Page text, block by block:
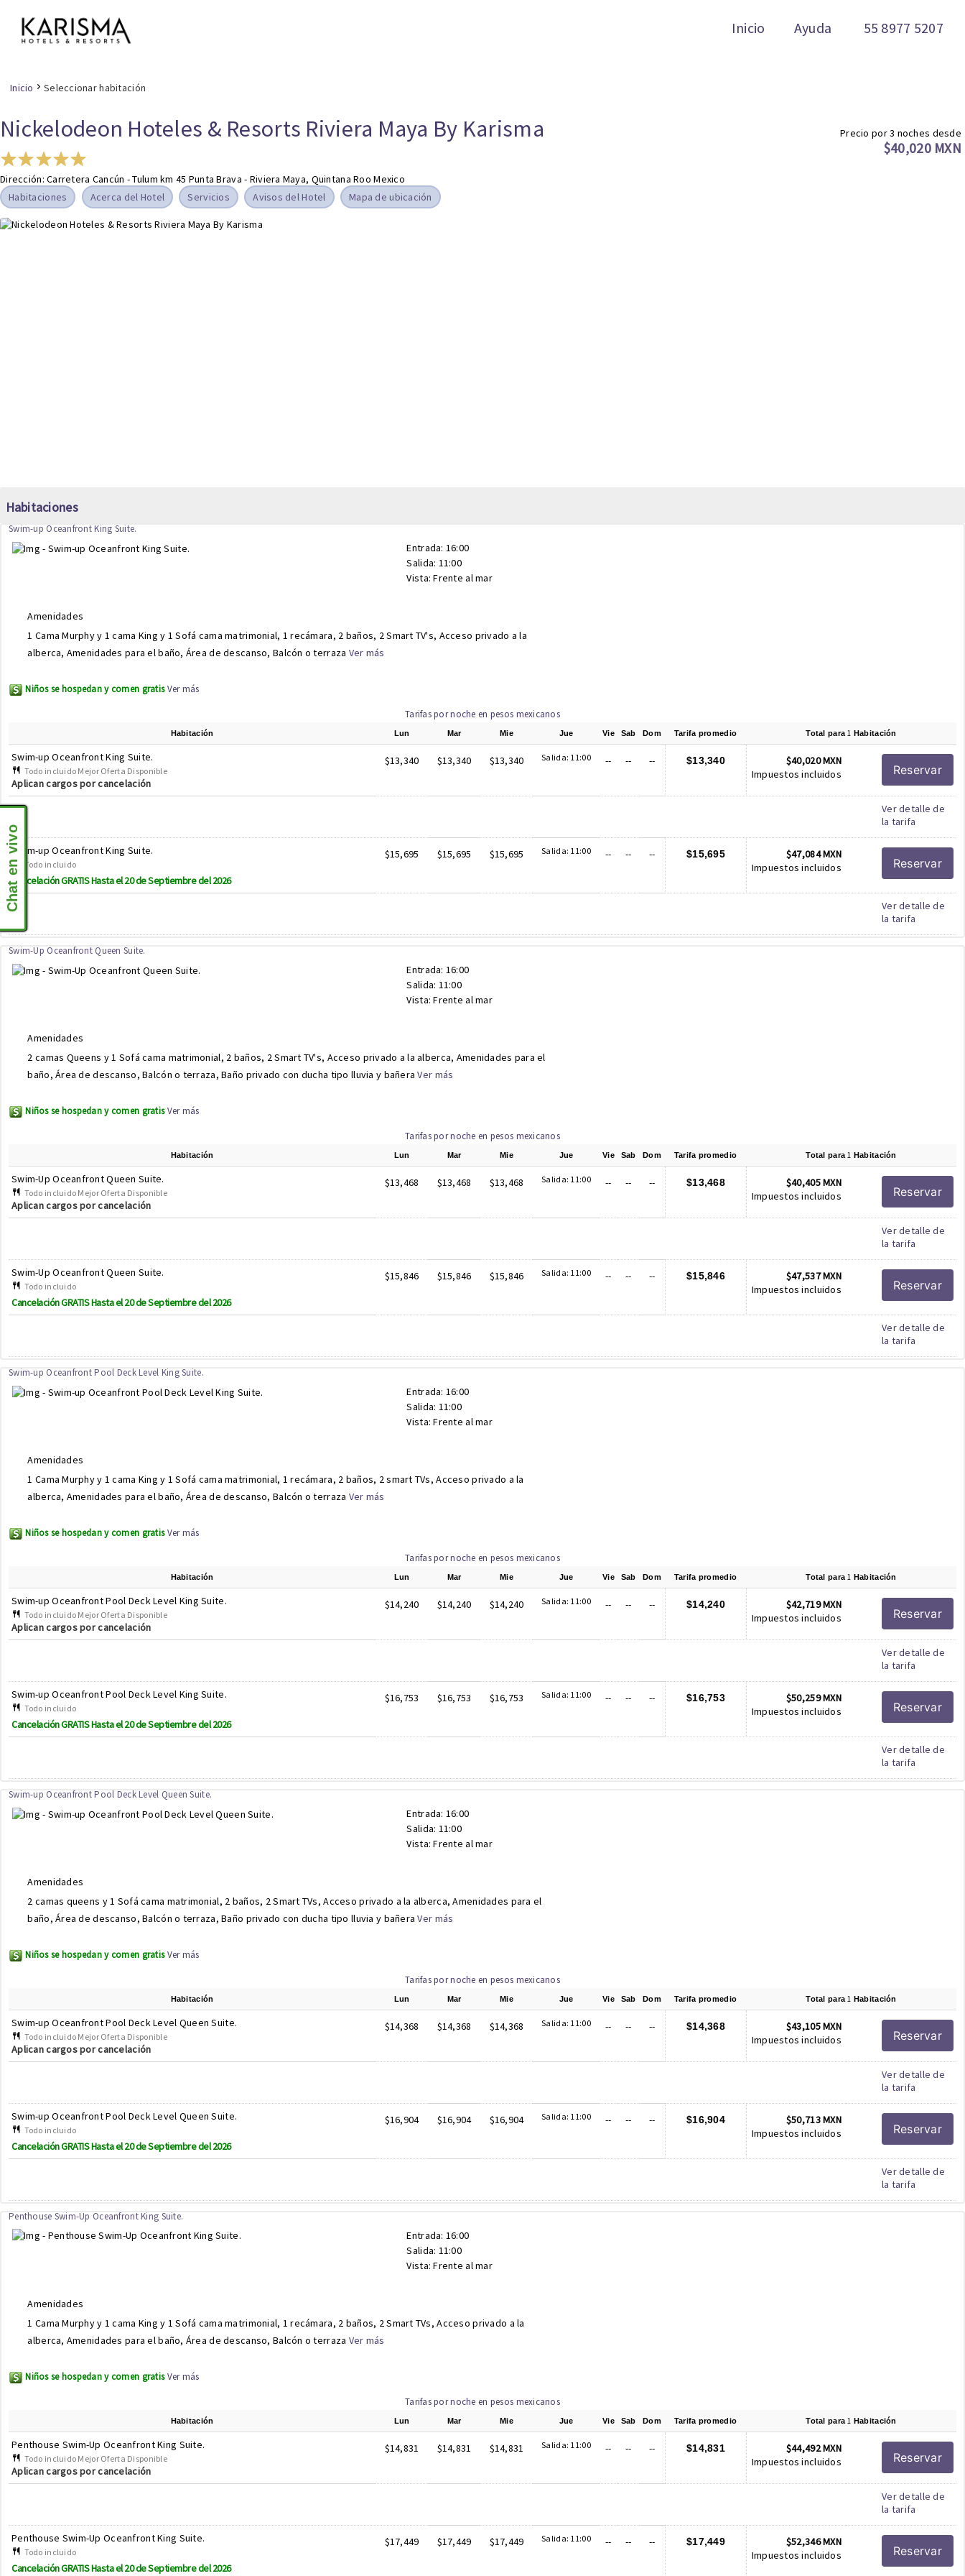
Inicio Ayuda 55 8977 5207
Chat en vivo
Inicio Seleccionarhabitación
Nickelodeon Hoteles & Resorts Riviera Maya By Karisma
Dirección: Carretera Cancún - Tulum km 45 Punta Brava - Riviera Maya, Quintana Roo Mexico
Precio por 3 noches desde
$40,020 MXN
Habitaciones Acerca del Hotel Servicios Avisos del Hotel Mapa de ubicación
Habitaciones
Swim-up Oceanfront King Suite.
Entrada: 16:00
Salida: 11:00
Vista: Frente al mar
Amenidades
1 Cama Murphy y 1 cama King y 1 Sofá cama matrimonial, 1 recámara, 2 baños, 2 Smart TV's, Acceso privado a la
alberca, Amenidades para el baño, Área de descanso, Balcón o terraza Ver más
Niños se hospedan y comen gratisVer más
Tarifas por noche en pesos mexicanos
Habitación Lun Mar Mie Jue Vie Sab Dom Tarifa promedio Total para1 Habitación
Swim-up Oceanfront King Suite.
Todo incluido Mejor Oferta Disponible
Aplican cargos por cancelación
$13,340 $13,340 $13,340 Salida: 11:00 -- -- -- $13,340
$40,020 MXN
Impuestos incluidos
Reservar
Ver detalle de
la tarifa
Swim-up Oceanfront King Suite.
Todo incluido
Cancelación GRATIS Hasta el 20 de Septiembre del 2026
$15,695 $15,695 $15,695 Salida: 11:00 -- -- -- $15,695
$47,084 MXN
Impuestos incluidos
Reservar
Ver detalle de
la tarifa
Swim-Up Oceanfront Queen Suite.
Entrada: 16:00
Salida: 11:00
Vista: Frente al mar
Amenidades
2 camas Queens y 1 Sofá cama matrimonial, 2 baños, 2 Smart TV's, Acceso privado a la alberca, Amenidades para el
baño, Área de descanso, Balcón o terraza, Baño privado con ducha tipo lluvia y bañeraVer más
Niños se hospedan y comen gratisVer más
Tarifas por noche en pesos mexicanos
Habitación Lun Mar Mie Jue Vie Sab Dom Tarifa promedio Total para1 Habitación
Swim-Up Oceanfront Queen Suite.
Todo incluido Mejor Oferta Disponible
Aplican cargos por cancelación
$13,468 $13,468 $13,468 Salida: 11:00 -- -- -- $13,468
$40,405 MXN
Impuestos incluidos
Reservar
Ver detalle de
la tarifa
Swim-Up Oceanfront Queen Suite.
Todo incluido
Cancelación GRATIS Hasta el 20 de Septiembre del 2026
$15,846 $15,846 $15,846 Salida: 11:00 -- -- -- $15,846
$47,537 MXN
Impuestos incluidos
Reservar
Ver detalle de
la tarifa
Swim-up Oceanfront Pool Deck Level King Suite.
Entrada: 16:00
Salida: 11:00
Vista: Frente al mar
Amenidades
1 Cama Murphy y 1 cama King y 1 Sofá cama matrimonial, 1 recámara, 2 baños, 2 smart TVs, Acceso privado a la
alberca, Amenidades para el baño, Área de descanso, Balcón o terraza Ver más
Niños se hospedan y comen gratisVer más
Tarifas por noche en pesos mexicanos
Habitación Lun Mar Mie Jue Vie Sab Dom Tarifa promedio Total para1 Habitación
Swim-up Oceanfront Pool Deck Level King Suite.
Todo incluido Mejor Oferta Disponible
Aplican cargos por cancelación
$14,240 $14,240 $14,240 Salida: 11:00 -- -- -- $14,240
$42,719 MXN
Impuestos incluidos
Reservar
Ver detalle de
la tarifa
Swim-up Oceanfront Pool Deck Level King Suite.
Todo incluido
Cancelación GRATIS Hasta el 20 de Septiembre del 2026
$16,753 $16,753 $16,753 Salida: 11:00 -- -- -- $16,753
$50,259 MXN
Impuestos incluidos
Reservar
Ver detalle de
la tarifa
Swim-up Oceanfront Pool Deck Level Queen Suite.
Entrada: 16:00
Salida: 11:00
Vista: Frente al mar
Amenidades
2 camas queens y 1 Sofá cama matrimonial, 2 baños, 2 Smart TVs, Acceso privado a la alberca, Amenidades para el
baño, Área de descanso, Balcón o terraza, Baño privado con ducha tipo lluvia y bañeraVer más
Niños se hospedan y comen gratisVer más
Tarifas por noche en pesos mexicanos
Habitación Lun Mar Mie Jue Vie Sab Dom Tarifa promedio Total para1 Habitación
Swim-up Oceanfront Pool Deck Level Queen Suite.
Todo incluido Mejor Oferta Disponible
Aplican cargos por cancelación
$14,368 $14,368 $14,368 Salida: 11:00 -- -- -- $14,368
$43,105 MXN
Impuestos incluidos
Reservar
Ver detalle de
la tarifa
Swim-up Oceanfront Pool Deck Level Queen Suite.
Todo incluido
Cancelación GRATIS Hasta el 20 de Septiembre del 2026
$16,904 $16,904 $16,904 Salida: 11:00 -- -- -- $16,904
$50,713 MXN
Impuestos incluidos
Reservar
Ver detalle de
la tarifa
Penthouse Swim-Up Oceanfront King Suite.
Entrada: 16:00
Salida: 11:00
Vista: Frente al mar
Amenidades
1 Cama Murphy y 1 cama King y 1 Sofá cama matrimonial, 1 recámara, 2 baños, 2 Smart TVs, Acceso privado a la
alberca, Amenidades para el baño, Área de descanso, Balcón o terraza Ver más
Niños se hospedan y comen gratisVer más
Tarifas por noche en pesos mexicanos
Habitación Lun Mar Mie Jue Vie Sab Dom Tarifa promedio Total para1 Habitación
Penthouse Swim-Up Oceanfront King Suite.
Todo incluido Mejor Oferta Disponible
Aplican cargos por cancelación
$14,831 $14,831 $14,831 Salida: 11:00 -- -- -- $14,831
$44,492 MXN
Impuestos incluidos
Reservar
Ver detalle de
la tarifa
Penthouse Swim-Up Oceanfront King Suite.
Todo incluido
Cancelación GRATIS Hasta el 20 de Septiembre del 2026
$17,449 $17,449 $17,449 Salida: 11:00 -- -- -- $17,449
$52,346 MXN
Impuestos incluidos
Reservar